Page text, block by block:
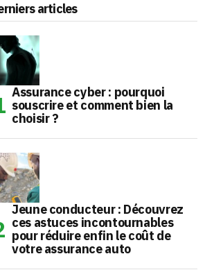
articles
Assurance cyber : pourquoi
souscrire et comment bien la
choisir ?
Jeune conducteur : Découvrez
ces astuces incontournables
pour réduire enfin le coût de
votre assurance auto